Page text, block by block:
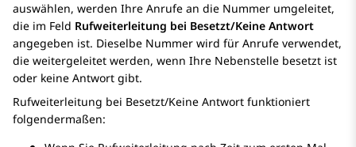
auswählen, werden Ihre Anrufe an die Nummer umgeleitet,
die im Feld Rufweiterleitung bei Besetzt/Keine Antwort
angegeben ist. Dieselbe Nummer wird für Anrufe verwendet,
die weitergeleitet werden, wenn Ihre Nebenstelle besetzt ist
oder keine Antwort gibt.
Rufweiterleitung bei Besetzt/Keine Antwort funktioniert
folgendermaßen: